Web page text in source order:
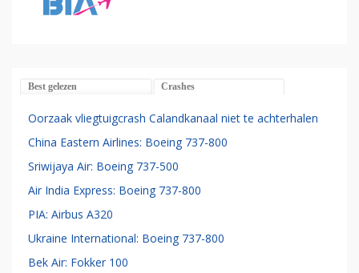
Best gelezen Crashes
Oorzaak vliegtuigcrash Calandkanaal niet te achterhalen
China Eastern Airlines: Boeing 737-800
Sriwijaya Air: Boeing 737-500
Air India Express: Boeing 737-800
PIA: Airbus A320
Ukraine International: Boeing 737-800
Bek Air: Fokker 100